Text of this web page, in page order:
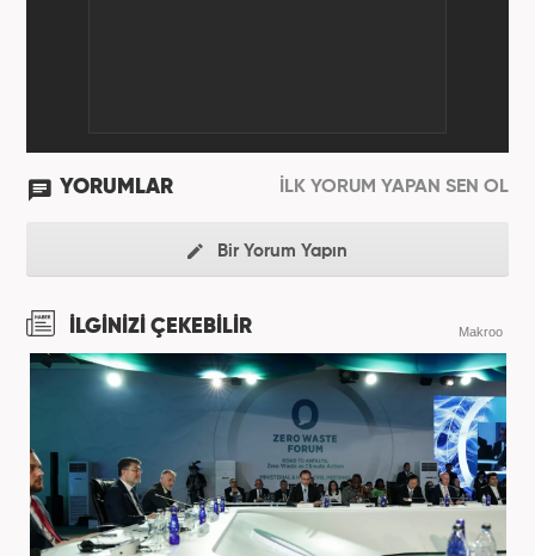
YORUMLAR İLK YORUM YAPAN SEN OL
Bir Yorum Yapın
İLGİNİZİ ÇEKEBİLİR Makroo